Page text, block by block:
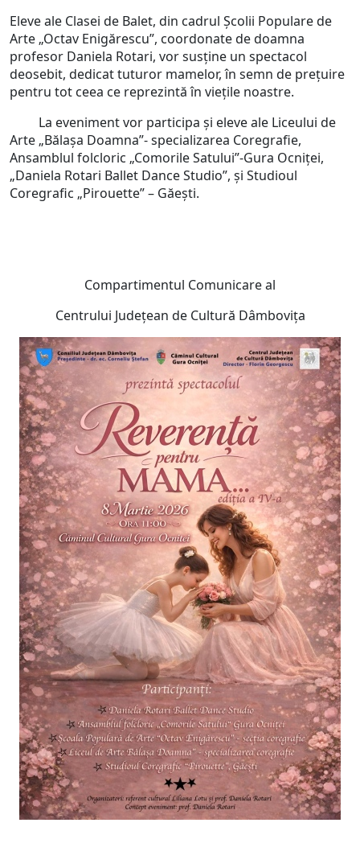
Eleve ale Clasei de Balet, din cadrul Școlii Populare de
Arte „Octav Enigărescu”, coordonate de doamna
profesor Daniela Rotari, vor susține un spectacol
deosebit, dedicat tuturor mamelor, în semn de prețuire
pentru tot ceea ce reprezintă în viețile noastre.
La eveniment vor participa și eleve ale Liceului de
Arte „Bălașa Doamna”- specializarea Coregrafie,
Ansamblul folcloric „Comorile Satului”-Gura Ocniței,
„Daniela Rotari Ballet Dance Studio”, și Studioul
Coregrafic „Pirouette” – Găești.
Compartimentul Comunicare al
Centrului Judeţean de Cultură Dâmboviţa